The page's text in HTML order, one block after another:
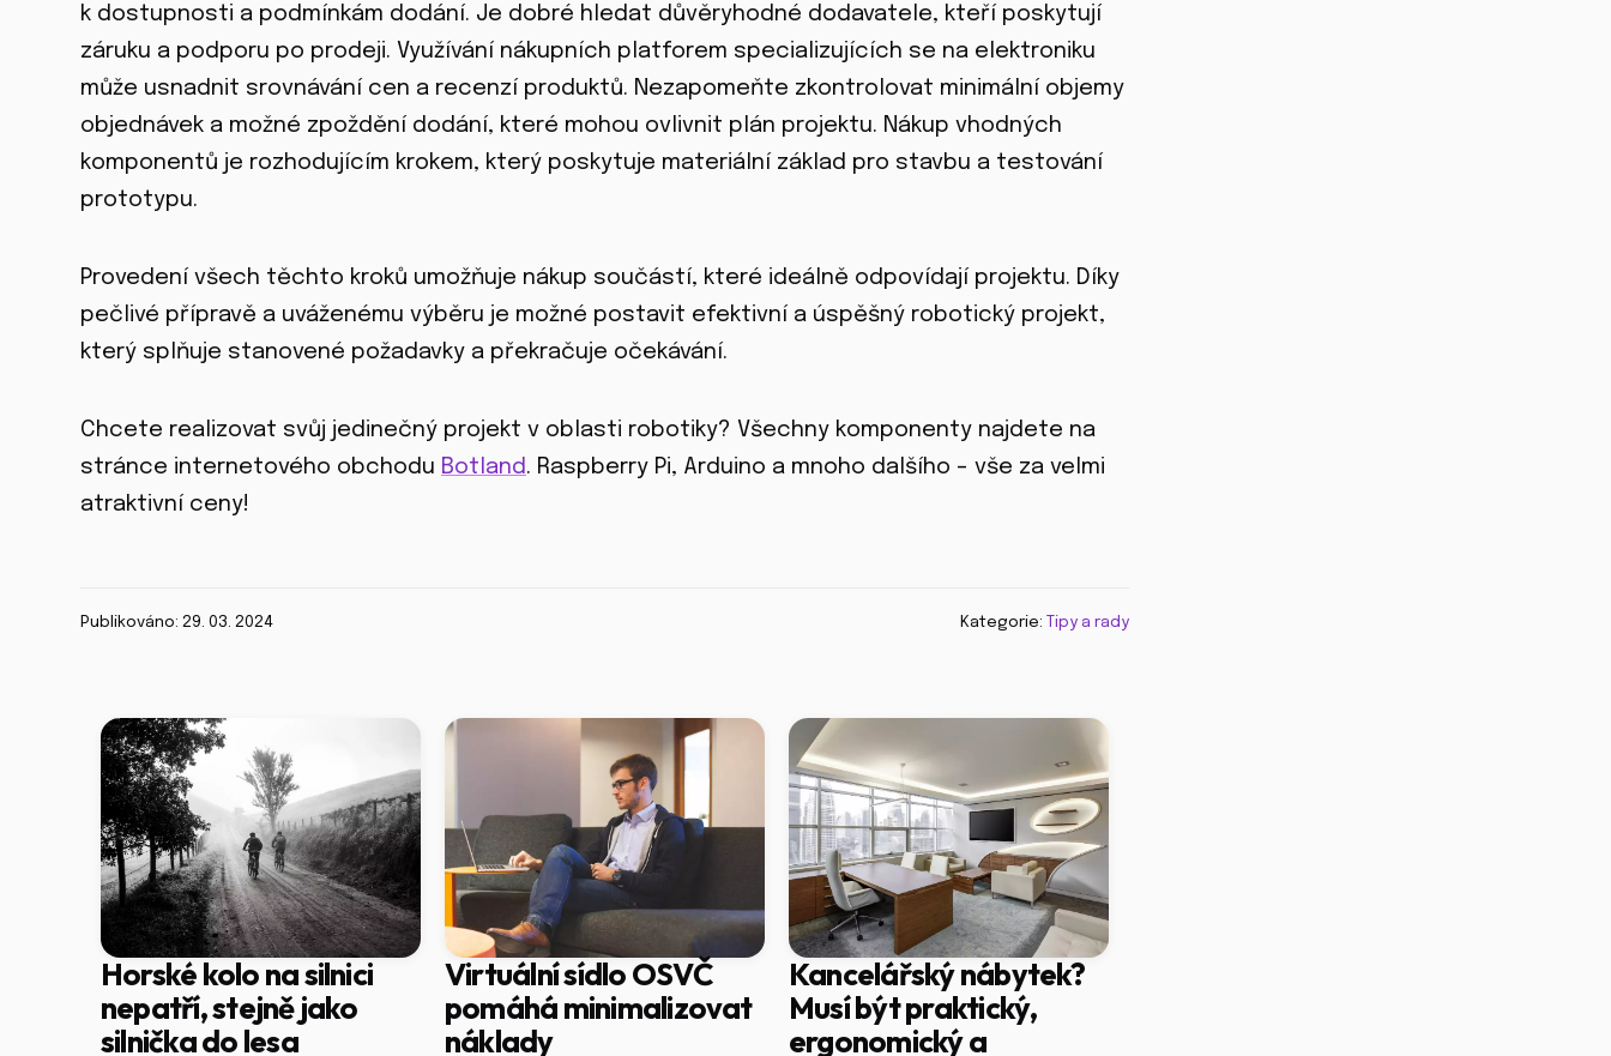
k dostupnosti a podmínkám dodání. Je dobré hledat důvěryhodné dodavatele, kteří poskytují
záruku a podporu po prodeji. Využívání nákupních platforem specializujících se na elektroniku
může usnadnit srovnávání cen a recenzí produktů. Nezapomeňte zkontrolovat minimální objemy
objednávek a možné zpoždění dodání, které mohou ovlivnit plán projektu. Nákup vhodných
komponentů je rozhodujícím krokem, který poskytuje materiální základ pro stavbu a testování
prototypu.
Provedení všech těchto kroků umožňuje nákup součástí, které ideálně odpovídají projektu. Díky
pečlivé přípravě a uváženému výběru je možné postavit efektivní a úspěšný robotický projekt,
který splňuje stanovené požadavky a překračuje očekávání.
Chcete realizovat svůj jedinečný projekt v oblasti robotiky? Všechny komponenty najdete na
stránce internetového obchodu Botland . Raspberry Pi, Arduino a mnoho dalšího – vše za velmi
atraktivní ceny!
Publikováno: 29. 03. 2024 Kategorie: Tipy a rady
Horské kolo na silnici
nepatří, stejně jako
silnička do lesa
Virtuální sídlo OSVČ
pomáhá minimalizovat
náklady
Kancelářský nábytek?
Musí být praktický,
ergonomický a